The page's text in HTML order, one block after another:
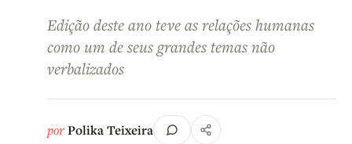
Edição deste ano teve as relações humanas
como um de seus grandes temas não
verbalizados
porPolika Teixeira